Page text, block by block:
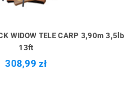
WIDOW TELE CARP 3,90m 3,5lb
13ft
308,99 zł